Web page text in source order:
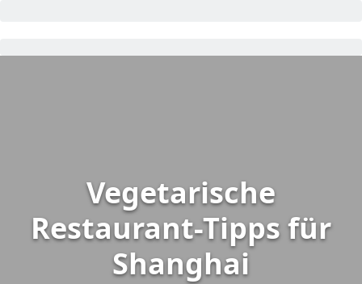
Vegetarische
Restaurant-Tipps für
Shanghai